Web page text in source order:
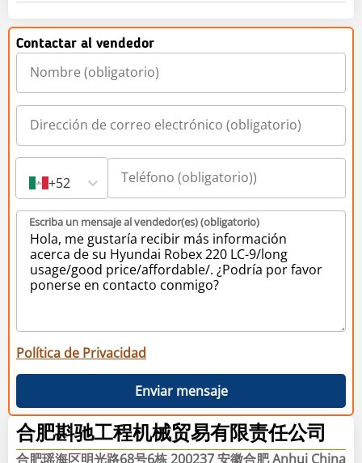
Contactar al vendedor
+52
Escriba un mensaje al vendedor(es) (obligatorio)
Política de Privacidad
Enviar mensaje
合肥斟驰工程机械贸易有限责任公司
合肥瑶海区明光路68号6栋 200237 安徽合肥 Anhui China